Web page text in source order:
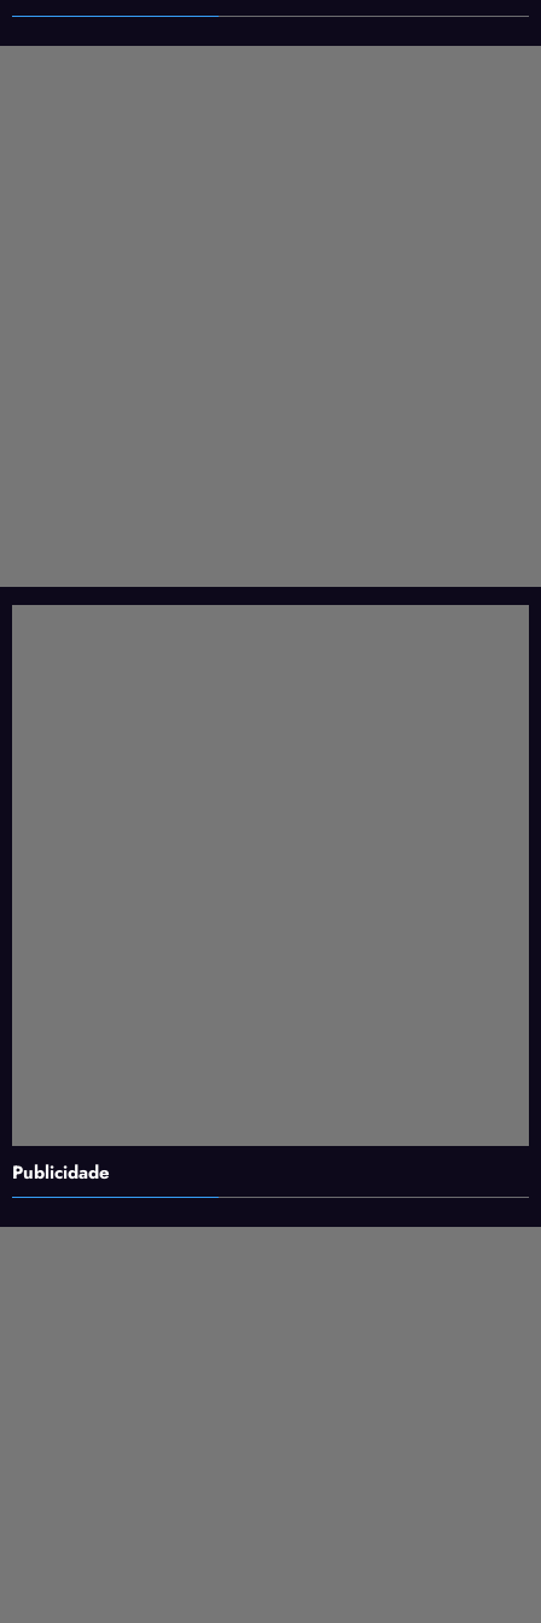
Publicidade